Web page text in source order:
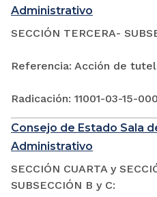
Administrativo
SECCIÓN TERCERA-
Referencia: Acción de
Radicación: 11001-03-15-
Consejo de Estado Sala
Administrativo
SECCIÓN CUARTA y
SUBSECCIÓN B y C: